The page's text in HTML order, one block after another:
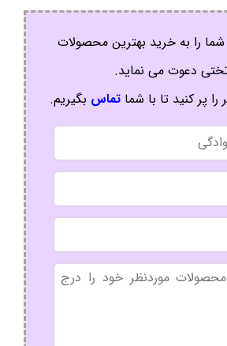
شما را به خرید بهترین محصولات
دعوت می نماید.
را پر کنید تا با شماتماس بگیریم.